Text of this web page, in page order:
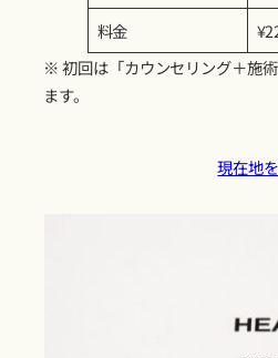
料金
※ 初回は「カウンセリング＋施
ます。
現在地